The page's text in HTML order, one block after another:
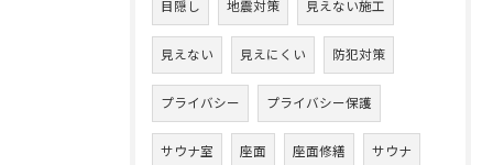
目隠し 地震対策 見えない施工
見えない 見えにくい 防犯対策
プライバシー プライバシー保護
サウナ室 座面 座面修繕 サウナ